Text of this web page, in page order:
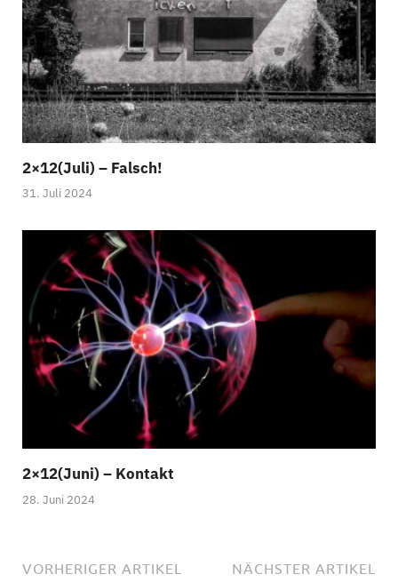
2×12(Juli) – Falsch!
31. Juli 2024
2×12(Juni) – Kontakt
28. Juni 2024
VORHERIGER ARTIKEL NÄCHSTER ARTIKEL